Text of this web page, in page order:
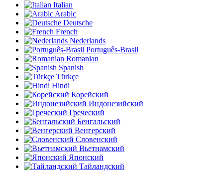
Italian
Arabic
Deutsche
French
Nederlands
Português-Brasil
Romanian
Spanish
Türkçe
Hindi
Корейский
Индонезийский
Греческий
Бенгальский
Венгерский
Словенский
Вьетнамский
Японский
Тайландский